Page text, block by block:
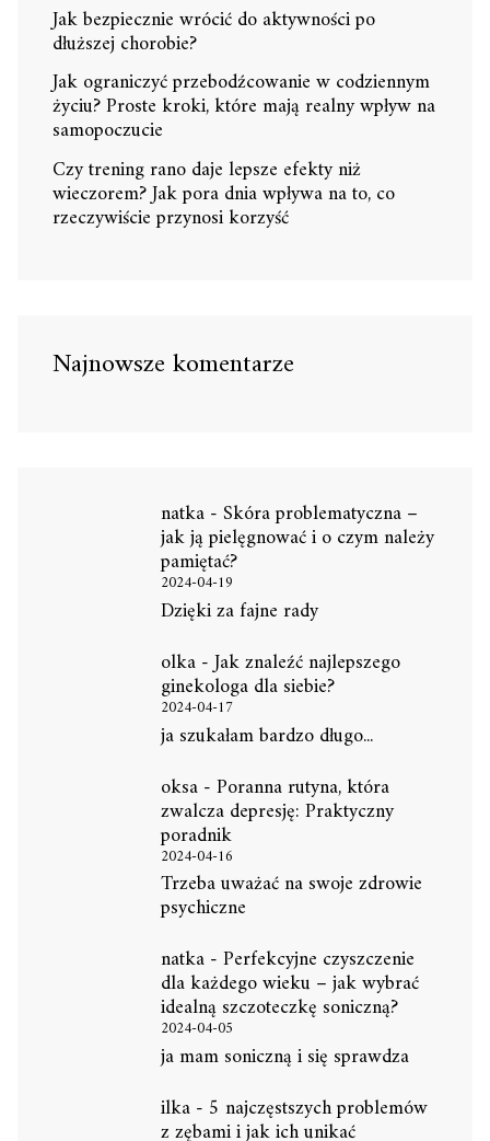
Jak bezpiecznie wrócić do aktywności po
dłuższej chorobie?
Jak ograniczyć przebodźcowanie w codziennym
życiu? Proste kroki, które mają realny wpływ na
samopoczucie
Czy trening rano daje lepsze efekty niż
wieczorem? Jak pora dnia wpływa na to, co
rzeczywiście przynosi korzyść
Najnowsze komentarze
natka-Skóra problematyczna –
jak ją pielęgnować i o czym należy
pamiętać?
2024-04-19
Dzięki za fajne rady
olka-Jak znaleźć najlepszego
ginekologa dla siebie?
2024-04-17
ja szukałam bardzo długo...
oksa-Poranna rutyna, która
zwalcza depresję: Praktyczny
poradnik
2024-04-16
Trzeba uważać na swoje zdrowie
psychiczne
natka-Perfekcyjne czyszczenie
dla każdego wieku – jak wybrać
idealną szczoteczkę soniczną?
2024-04-05
ja mam soniczną i się sprawdza
ilka- 5 najczęstszych problemów
z zębami i jak ich unikać